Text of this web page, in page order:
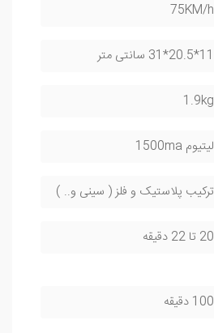
75KM/h
11*20.5*31 سانتی متر
1.9kg
لیتیوم 1500ma
ترکیب پلاستیک و فلز ( سینی و.. )
20 تا 22 دقیقه
100 دقیقه